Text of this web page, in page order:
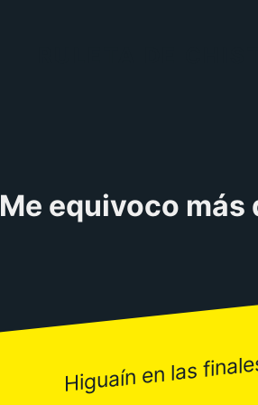
Me equivoco más
Higuaín en las